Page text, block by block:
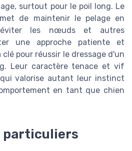
surtout pour le poil long. Le
de maintenir le pelage en
les nœuds et autres
une approche patiente et
pour réussir le dressage d'un
Leur caractère tenace et vif
valorise autant leur instinct
en tant que chien
particuliers